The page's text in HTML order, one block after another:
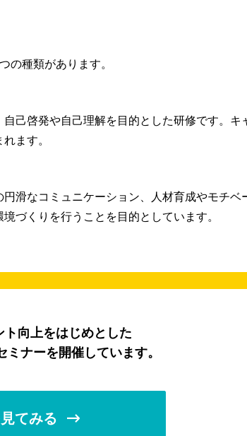
の種類があります。
己啓発や自己理解を目的とした研修です。キ
ます。
滑なコミュニケーション、人材育成やモチベ
づくりを行うことを目的としています。
向上をはじめとした
ナーを開催しています。
てみる